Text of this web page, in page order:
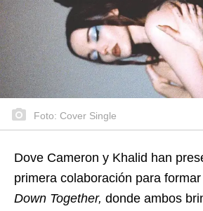
Foto: Cover Single
Dove Cameron y Khalid han
primera colaboración para
Down Together, donde ambos